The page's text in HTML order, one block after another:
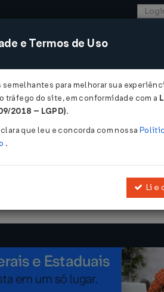
SISTEMAS COMÉRCIO
4.497 no RICMS/SC-01.
e Termos de Uso
para melhorar sua
tráfego do site, em conformidade com a
2018 – LGPD).
que leu e concorda com nossa
.
Li e